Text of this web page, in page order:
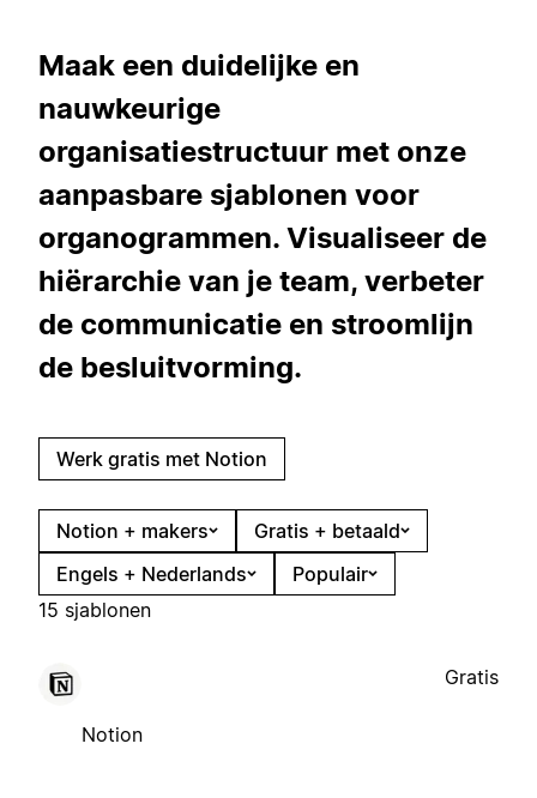
Maak een duidelijke en
nauwkeurige
organisatiestructuur met onze
aanpasbare sjablonen voor
organogrammen. Visualiseer de
hiërarchie van je team, verbeter
de communicatie en stroomlijn
de besluitvorming.
Werk gratis met Notion
Notion + makers
Gratis + betaald
Engels + Nederlands
Populair
15 sjablonen
Notion
Gratis